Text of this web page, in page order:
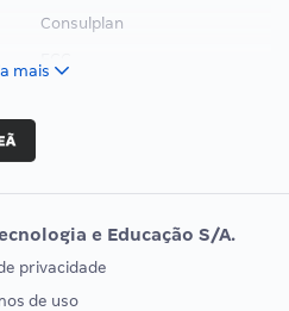
Consulplan
Vunesp
EXAME DE ORDEM
mais
e Educação S/A.
privacidade
de uso